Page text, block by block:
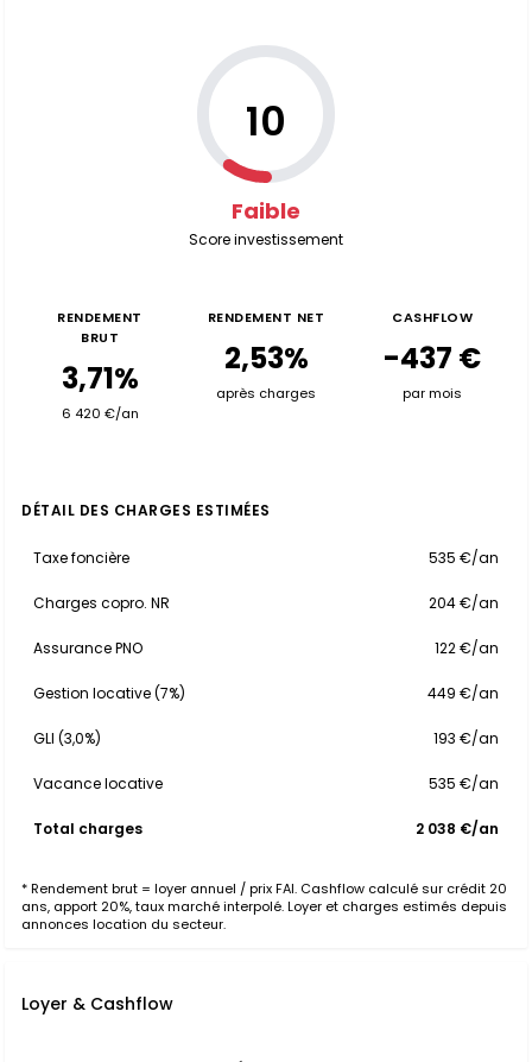
10
Faible
Score investissement
RENDEMENT
BRUT
3,71%
6 420 €/an
RENDEMENT NET
2,53%
après charges
CASHFLOW
-437 €
par mois
DÉTAIL DES CHARGES ESTIMÉES
Taxe foncière 535 €/an
Charges copro. NR 204 €/an
Assurance PNO 122 €/an
Gestion locative (7%) 449 €/an
GLI (3,0%) 193 €/an
Vacance locative 535 €/an
Total charges 2 038 €/an
* Rendement brut = loyer annuel / prix FAI. Cashflow calculé sur crédit 20
ans, apport 20%, taux marché interpolé. Loyer et charges estimés depuis
annonces location du secteur.
Loyer & Cashflow